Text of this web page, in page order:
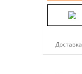
Доставка